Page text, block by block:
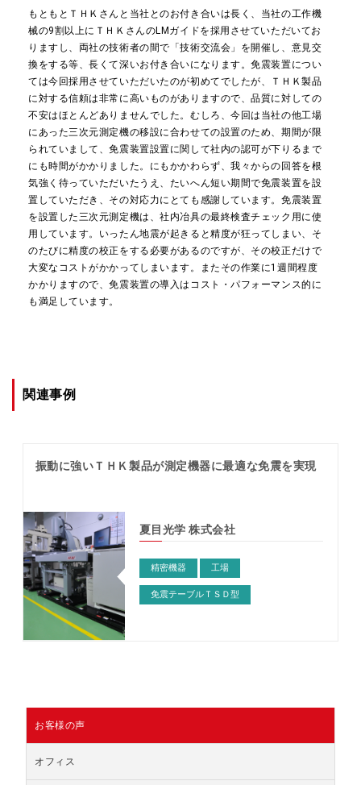
もともとＴＨＫさんと当社とのお付き合いは長く、当社の工作機
械の9割以上にＴＨＫさんのLMガイドを採用させていただいてお
りますし、両社の技術者の間で「技術交流会」を開催し、意見交
換をする等、長くて深いお付き合いになります。免震装置につい
ては今回採用させていただいたのが初めてでしたが、ＴＨＫ製品
に対する信頼は非常に高いものがありますので、品質に対しての
不安はほとんどありませんでした。むしろ、今回は当社の他工場
にあった三次元測定機の移設に合わせての設置のため、期間が限
られていまして、免震装置設置に関して社内の認可が下りるまで
にも時間がかかりました。にもかかわらず、我々からの回答を根
気強く待っていただいたうえ、たいへん短い期間で免震装置を設
置していただき、その対応力にとても感謝しています。免震装置
を設置した三次元測定機は、社内冶具の最終検査チェック用に使
用しています。いったん地震が起きると精度が狂ってしまい、そ
のたびに精度の校正をする必要があるのですが、その校正だけで
大変なコストがかかってしまいます。またその作業に1週間程度
かかりますので、免震装置の導入はコスト・パフォーマンス的に
も満足しています。
関連事例
振動に強いＴＨＫ製品が測定機器に最適な免震を実現
夏目光学 株式会社
精密機器 工場
免震テーブルＴＳＤ型
お客様の声
オフィス